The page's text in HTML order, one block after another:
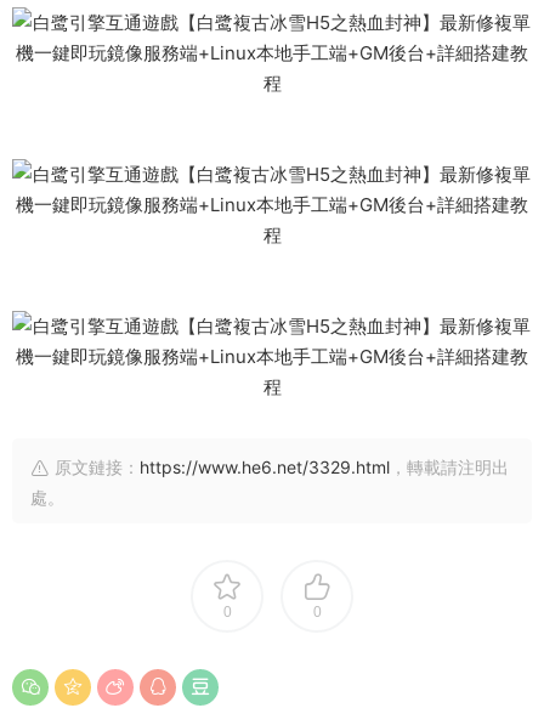
原文鏈接： https://www.he6.net/3329.html ，轉載請注明出
處。
0 0